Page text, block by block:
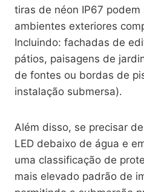
tiras de néon IP67
ambientes exteriores
Incluindo: fachadas de
pátios, paisagens de
de fontes ou bordas de
instalação submersa).
Além disso, se precisar
LED debaixo de água e
uma classificação de
mais elevado padrão de